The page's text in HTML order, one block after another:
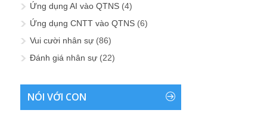
Ứng dụng AI vào QTNS (4)
Ứng dụng CNTT vào QTNS (6)
Vui cười nhân sự (86)
Đánh giá nhân sự (22)
NÓI VỚI CON